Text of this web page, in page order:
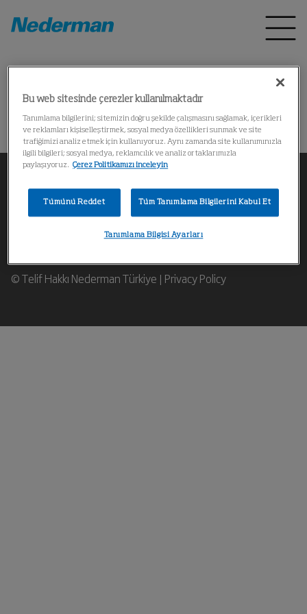
操作失败
Bir Nederman endüstriyel hava filtreleme uzmanıyla
© Telif Hakkı Nederman Türkiye | Privacy Policy
Bu web sitesinde çerezler kullanılmaktadır
Tanımlama bilgilerini; sitemizin doğru şekilde çalışmasını sağlamak, içerikleri
ve reklamları kişiselleştirmek, sosyal medya özellikleri sunmak ve site
trafiğimizi analiz etmek için kullanıyoruz. Aynı zamanda site kullanımınızla
ilgili bilgileri; sosyal medya, reklamcılık ve analiz ortaklarımızla
paylaşıyoruz. Çerez Politikamızı inceleyin
Tümünü Reddet Tüm Tanımlama Bilgilerini Kabul Et
Tanımlama Bilgisi Ayarları